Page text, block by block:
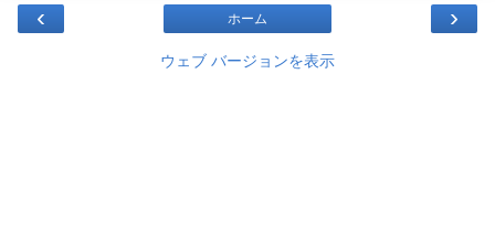
‹ ›
ホーム
ウェブ バージョンを表示